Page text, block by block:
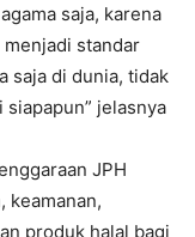
saja, karena
standar
saja di dunia, tidak
jelasnya
JPH
keamanan,
produk halal bagi